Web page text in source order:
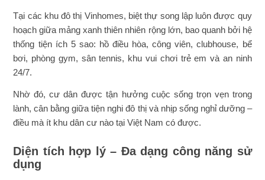
Tại các khu đô thị Vinhomes, biệt thự song lập luôn được quy
hoạch giữa mảng xanh thiên nhiên rộng lớn, bao quanh bởi hệ
thống tiện ích 5 sao: hồ điều hòa, công viên, clubhouse, bể
bơi, phòng gym, sân tennis, khu vui chơi trẻ em và an ninh
24/7.
Nhờ đó, cư dân được tận hưởng cuộc sống trọn vẹn trong
lành, cân bằng giữa tiện nghi đô thị và nhịp sống nghỉ dưỡng –
điều mà ít khu dân cư nào tại Việt Nam có được.
Diện tích hợp lý – Đa dạng công năng sử
dụng